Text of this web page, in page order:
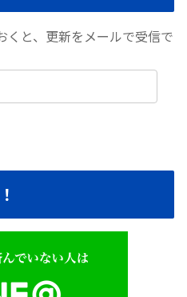
くと、更新をメールで受信で